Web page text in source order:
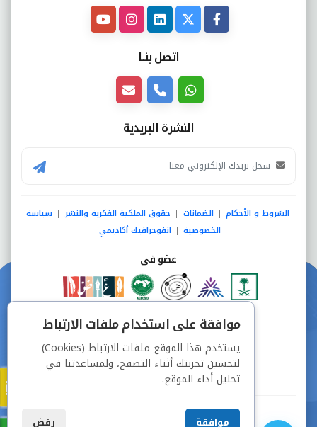
اتصل بنــا
النشرة البريدية
الشروط و الأحكام | الضمانات | حقوق الملكية الفكرية والنشر | سياسة
الخصوصية | انفوجرافيك أكاديمي
عضو فى
دفع آمن من خلال
جميع الحقوق محفوظة © شركة دراسة
موافقة على استخدام ملفات الارتباط
يستخدم هذا الموقع ملفات الارتباط (Cookies)
لتحسين تجربتك أثناء التصفح، ولمساعدتنا في
تحليل أداء الموقع.
موافقة رفض